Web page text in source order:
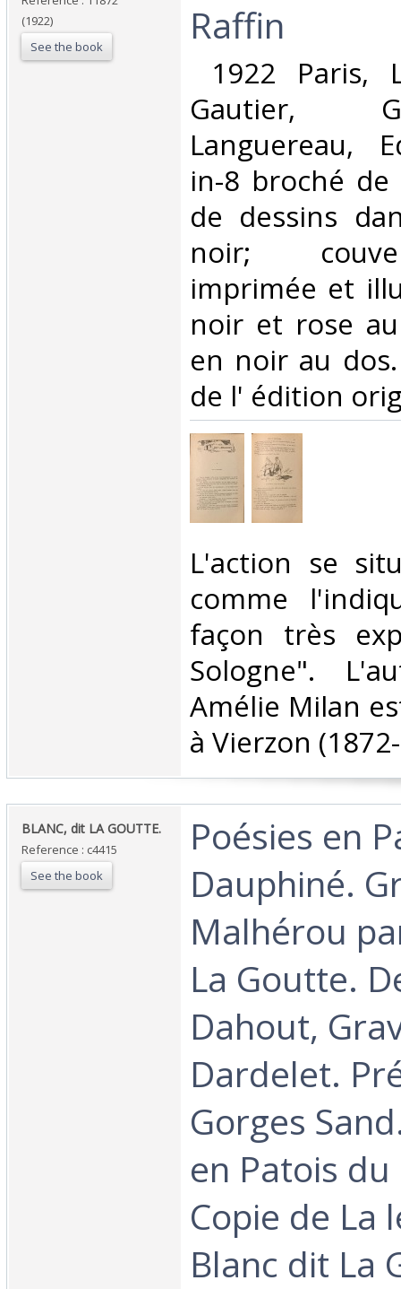
(1922)
See the book
Raffin ‎
1922 Paris,
Gautier,
Languereau,
in-8 broché
de dessins
noir;
imprimée et
noir et rose
en noir au
de l' édition
‎L'action se
comme
façon très
Sologne".
Amélie Milan
à Vierzon
‎BLANC, dit LA GOUTTE.‎
Reference : c4415
See the book
‎Poésies en
Dauphiné.
Malhérou
La Goutte.
Dahout,
Dardelet.
Gorges
en Patois
Copie de La
Blanc dit La